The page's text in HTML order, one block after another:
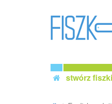
stwórz fiszki